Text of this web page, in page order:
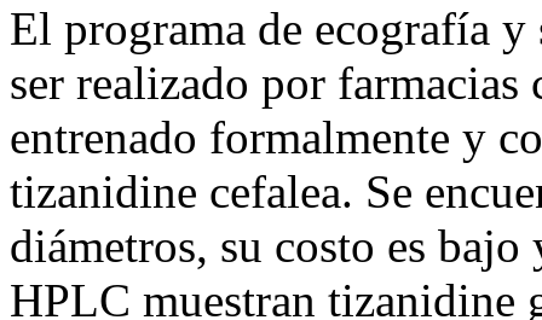
El programa de ecografía y
ser realizado por farmacias
entrenado formalmente y
tizanidine cefalea. Se
diámetros, su costo es
HPLC muestran tizanidine